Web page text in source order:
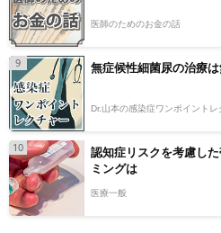
医師のためのお金の話
9 無症候性細菌尿の治療は
Dr.山本の感染症ワンポイントレ
10
認知症リスクを考慮し
ミングは
医療一般